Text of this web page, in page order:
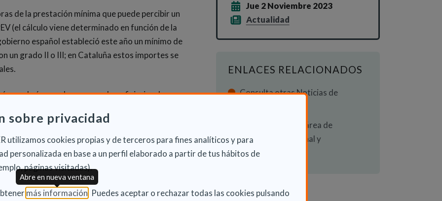
sobre privacidad
utilizamos cookies propias y de terceros para fines analíticos y para
personalizada en base a un perfil elaborado a partir de tus hábitos de
páginas visitadas).
más información (Abre en nueva ventana)
. Puedes aceptar o rechazar todas las cookies pulsando
Abre en nueva ventana
de la prestación mínima que puede percibir un
(el cálculo viene determinado en función de la
español estableció este año un mínimo de
un grado II o III; en Cataluña estos importes se
que el número de personas beneficiarias de una
que disfrutaban el septiembre de 2023
el próximo año, lo que supone un 43% más que
5.000 personas la lista de acceso a una plaza de
entrar con la PEV que los podría llegar a
Jue 2 Noviembre 2023
Actualidad
ENLACES RELACIONADOS
Consulta otras Noticias de
Consulta nuestra área de
Autonomía Personal y
Dependencia